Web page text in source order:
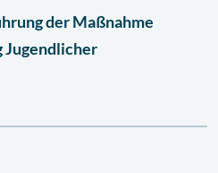
der Maßnahme